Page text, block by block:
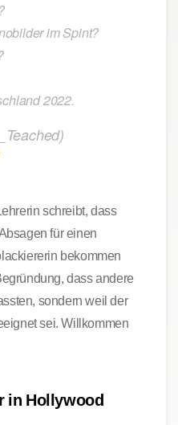
im Spint?
2022.
schreibt, dass
für einen
bekommen
dass andere
sondernweil der
sei. Willkommen
in Hollywood